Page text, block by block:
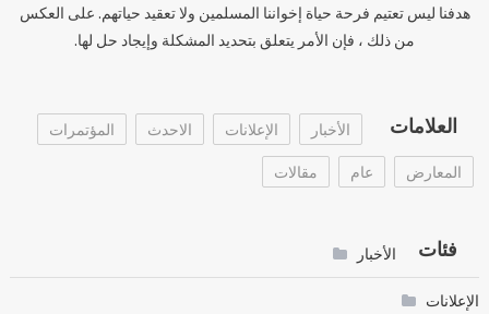
هدفنا ليس تعتيم فرحة حياة إخواننا المسلمين ولا تعقيد حياتهم. على العكس
من ذلك ، فإن الأمر يتعلق بتحديد المشكلة وإيجاد حل لها.
العلامات الأخبار الإعلانات الاحدث
المؤتمرات
المعارض
عام مقالات
فئات الأخبار
الإعلانات